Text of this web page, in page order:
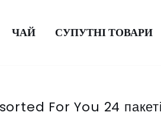
ЧАЙ СУПУТНІ ТОВАРИ
For You 24